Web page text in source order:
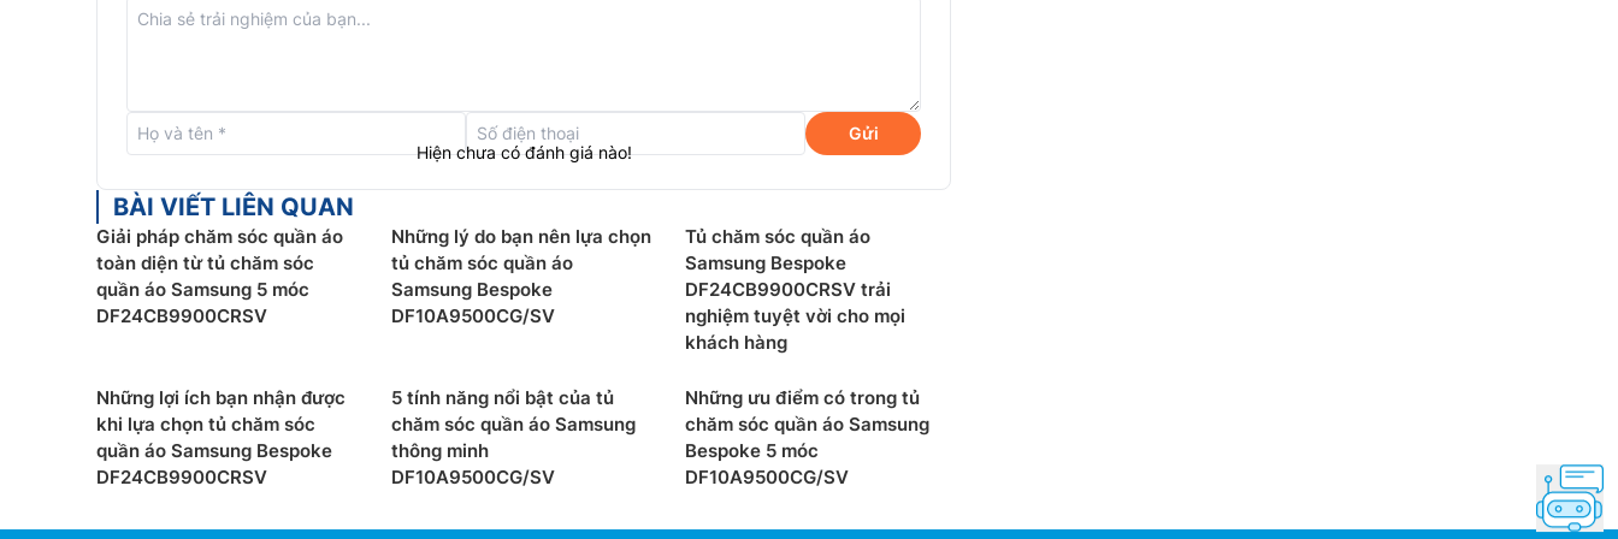
Công nghệ hấp hơi nước Dual JetSteam
Công nghệ Dual JetSteam trên tủ chăm sóc quần áo Samsung DF18CB8600ERSVsẽ phun hơi
khuẩn, 100% mạt bụi, 90% phấn hoa, và 99% mùi khó chịu. Đồng thời, hơi nước làm mềm vải,
Gửi
Hiện chưa có đánh giá nào!
BÀI VIẾT LIÊN QUAN
Giải pháp chăm sóc quần áo
toàn diện từ tủ chăm sóc
quần áo Samsung 5 móc
DF24CB9900CRSV
Những lý do bạn nên lựa chọn
tủ chăm sóc quần áo
Samsung Bespoke
DF10A9500CG/SV
Tủ chăm sóc quần áo
Samsung Bespoke
DF24CB9900CRSV trải
nghiệm tuyệt vời cho mọi
khách hàng
Những lợi ích bạn nhận được
khi lựa chọn tủ chăm sóc
quần áo Samsung Bespoke
DF24CB9900CRSV
5 tính năng nổi bật của tủ
chăm sóc quần áo Samsung
thông minh
DF10A9500CG/SV
Những ưu điểm có trong tủ
chăm sóc quần áo Samsung
Bespoke 5 móc
DF10A9500CG/SV